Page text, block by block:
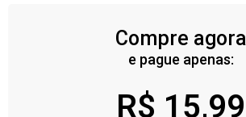
Compre agora
e pague apenas:
R$ 15,99